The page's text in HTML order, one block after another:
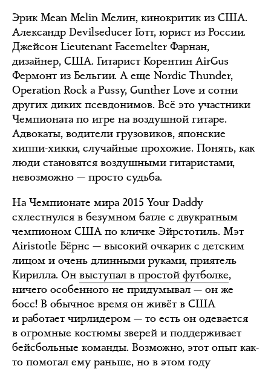
Эрик Mean Melin Мелин, кинокритик из США.
Александр Devilseducer Готт, юрист из России.
Джейсон Lieutenant Facemelter Фарнан,
дизайнер, США. Гитарист Корентин AirGus
Фермонт из Бельгии. А еще Nordic Thunder,
Operation Rock a Pussy, Gunther Love и сотни
других диких псевдонимов. Всё это участники
Чемпионата по игре на воздушной гитаре.
Адвокаты, водители грузовиков, японские
хиппи-хикки, случайные прохожие. Понять, как
люди становятся воздушными гитаристами,
невозможно — просто судьба.
На Чемпионате мира 2015 Your Daddy
схлестнулся в безумном батле с двукратным
чемпионом США по кличке Эйрстотиль. Мэт
Airistotle Бёрнс — высокий очкарик с детским
лицом и очень длинными руками, приятель
Кирилла. Он выступал в простой футболке,
ничего особенного не придумывал — он же
босс! В обычное время он живёт в США
и работает чирлидером — то есть он одевается
в огромные костюмы зверей и поддерживает
бейсбольные команды. Возможно, этот опыт как-
то помогал ему раньше, но в этом году